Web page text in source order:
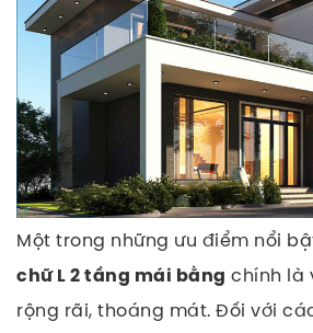
Một trong những ưu điểm nổi
chữ L 2 tầng mái bằng chính là
rộng rãi, thoáng mát. Đối với